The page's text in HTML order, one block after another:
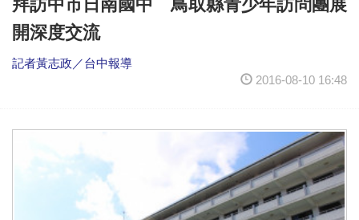
拜訪中市日南國中 鳥取縣青少年訪問團展
開深度交流
記者黃志政／台中報導
2016-08-10 16:48